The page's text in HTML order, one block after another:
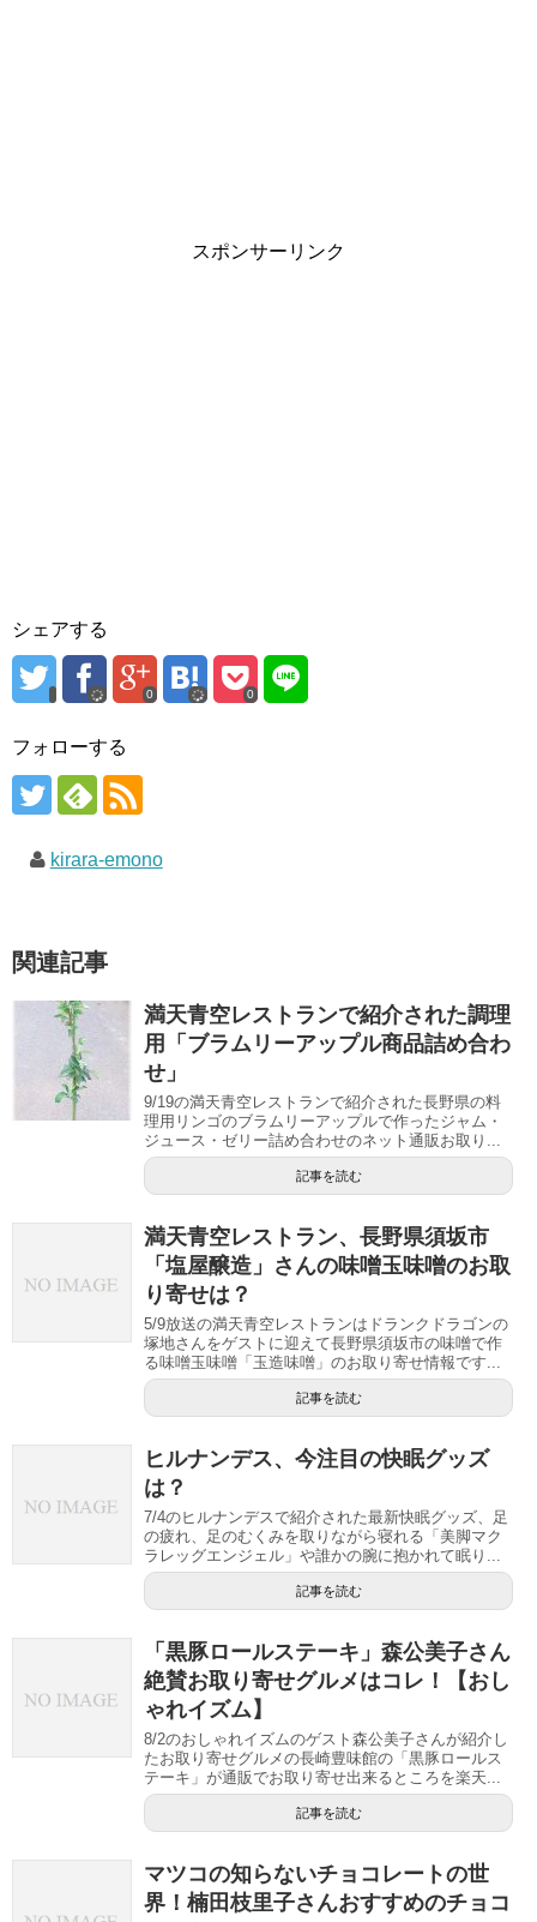
スポンサーリンク
シェアする
0 0
フォローする
kirara-emono
関連記事
満天青空レストランで紹介された調理
用「ブラムリーアップル商品詰め合わ
せ」
9/19の満天青空レストランで紹介された長野県の料
理用リンゴのブラムリーアップルで作ったジャム・
ジュース・ゼリー詰め合わせのネット通販お取り...
記事を読む
満天青空レストラン、長野県須坂市
「塩屋醸造」さんの味噌玉味噌のお取
り寄せは？
5/9放送の満天青空レストランはドランクドラゴンの
塚地さんをゲストに迎えて長野県須坂市の味噌で作
る味噌玉味噌「玉造味噌」のお取り寄せ情報です...
記事を読む
ヒルナンデス、今注目の快眠グッズ
は？
7/4のヒルナンデスで紹介された最新快眠グッズ、足
の疲れ、足のむくみを取りながら寝れる「美脚マク
ラレッグエンジェル」や誰かの腕に抱かれて眠り...
記事を読む
「黒豚ロールステーキ」森公美子さん
絶賛お取り寄せグルメはコレ！【おし
ゃれイズム】
8/2のおしゃれイズムのゲスト森公美子さんが紹介し
たお取り寄せグルメの長崎豊味館の「黒豚ロールス
テーキ」が通販でお取り寄せ出来るところを楽天...
記事を読む
マツコの知らないチョコレートの世
界！楠田枝里子さんおすすめのチョコ